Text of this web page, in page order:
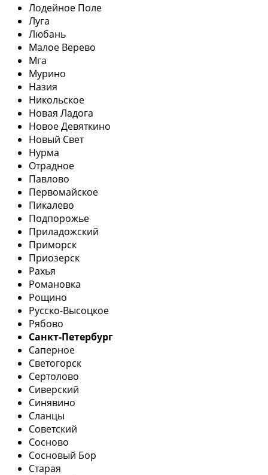
Лодейное Поле
Луга
Любань
Малое Верево
Мга
Мурино
Назия
Никольское
Новая Ладога
Новое Девяткино
Новый Свет
Нурма
Отрадное
Павлово
Первомайское
Пикалево
Подпорожье
Приладожский
Приморск
Приозерск
Рахья
Романовка
Рощино
Русско-Высоцкое
Рябово
Санкт-Петербург
Саперное
Светогорск
Сертолово
Сиверский
Синявино
Сланцы
Советский
Сосново
Сосновый Бор
Старая